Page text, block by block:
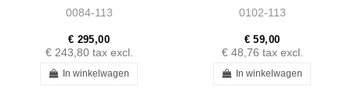
1081800065
0084-113
€ 295,00
€ 243,80 tax excl.
In winkelwagen
0102-113
€ 59,00
€ 48,76 tax excl.
In winkelwagen